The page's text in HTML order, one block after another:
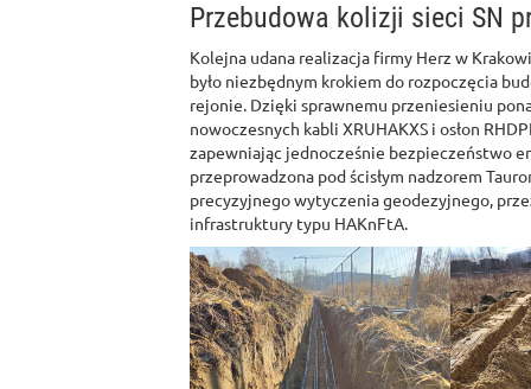
Przebudowa kolizji sieci SN
Kolejna udana realizacja firmy Herz w
było niezbędnym krokiem do rozpoczęcia
rejonie. Dzięki sprawnemu przeniesieniu
nowoczesnych kabli XRUHAKXS i osłon
zapewniając jednocześnie bezpieczeństwo
przeprowadzona pod ścisłym nadzorem
precyzyjnego wytyczenia geodezyjnego,
infrastruktury typu HAKnFtA.